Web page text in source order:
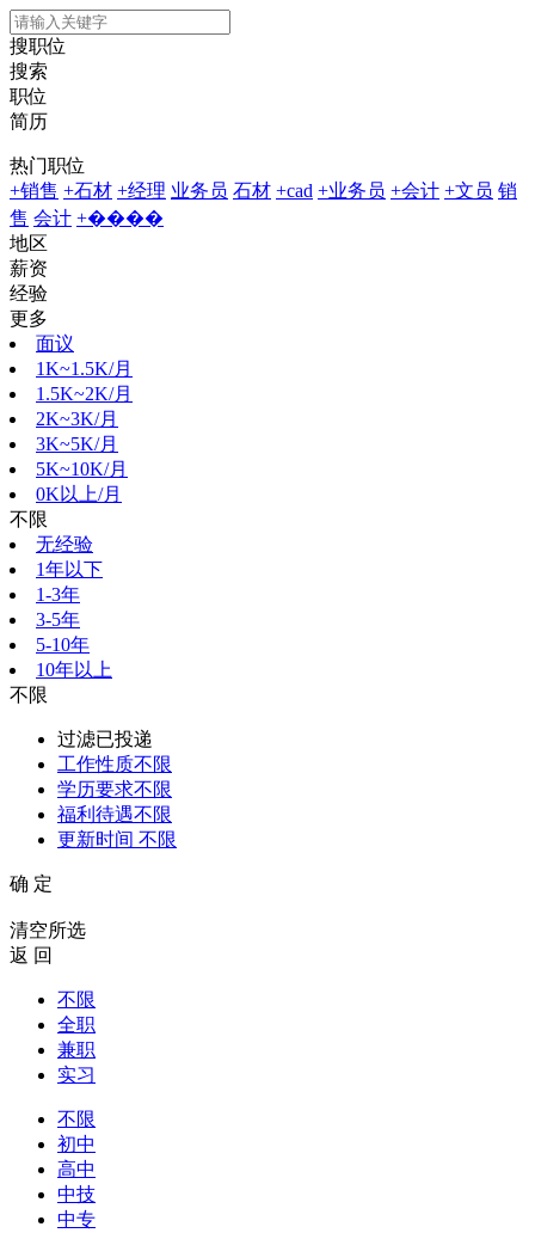
搜职位
搜索
职位
简历
热门职位
+销售 +石材 +经理 业务员 石材 +cad +业务员 +会计 +文员 销
售 会计 +����
地区
薪资
经验
更多
面议
1K~1.5K/月
1.5K~2K/月
2K~3K/月
3K~5K/月
5K~10K/月
0K以上/月
不限
无经验
1年以下
1-3年
3-5年
5-10年
10年以上
不限
过滤已投递
工作性质不限
学历要求不限
福利待遇不限
更新时间 不限
确 定
清空所选
返 回
不限
全职
兼职
实习
不限
初中
高中
中技
中专